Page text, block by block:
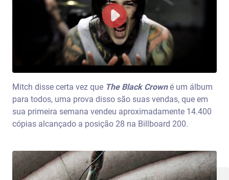
Mitch disse certa vez que The Black Crowné um álbum
para todos, uma prova disso são suas vendas, que em
sua primeira semana vendeu aproximadamente 14.400
cópias alcançado a posição 28 na Billboard 200.